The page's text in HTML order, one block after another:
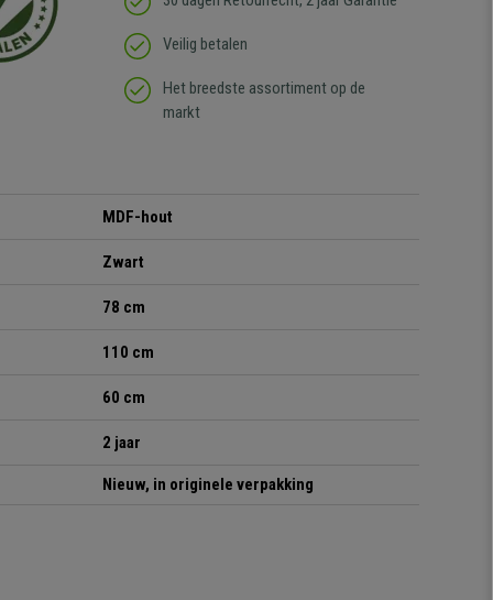
Veilig betalen
Het breedste assortiment op de
markt
MDF-hout
Zwart
78 cm
110 cm
60 cm
2 jaar
Nieuw, in originele verpakking